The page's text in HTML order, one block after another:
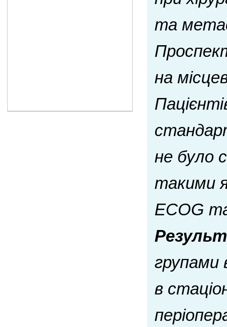
та
на
не було
такими
ECOG
групами
в